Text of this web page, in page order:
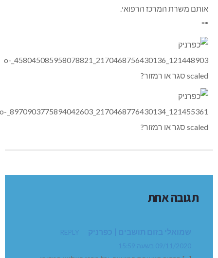
אותם משרת המרכז הרפואי.
**
תגובה אחת
שמואלי בזום תושבים | כפרניק
REPLY
09/11/2020 בשעה 15:59